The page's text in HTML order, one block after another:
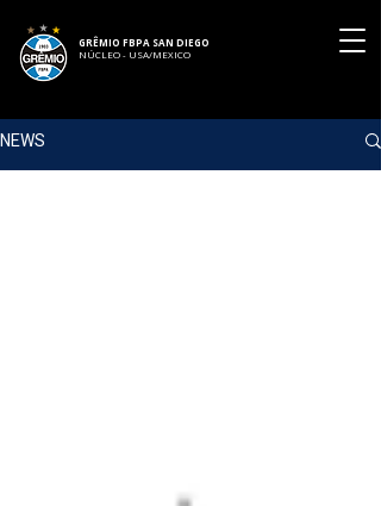
GRÊMIO FBPA SAN DIEGO
NÚCLEO - USA/MEXICO
NEWS